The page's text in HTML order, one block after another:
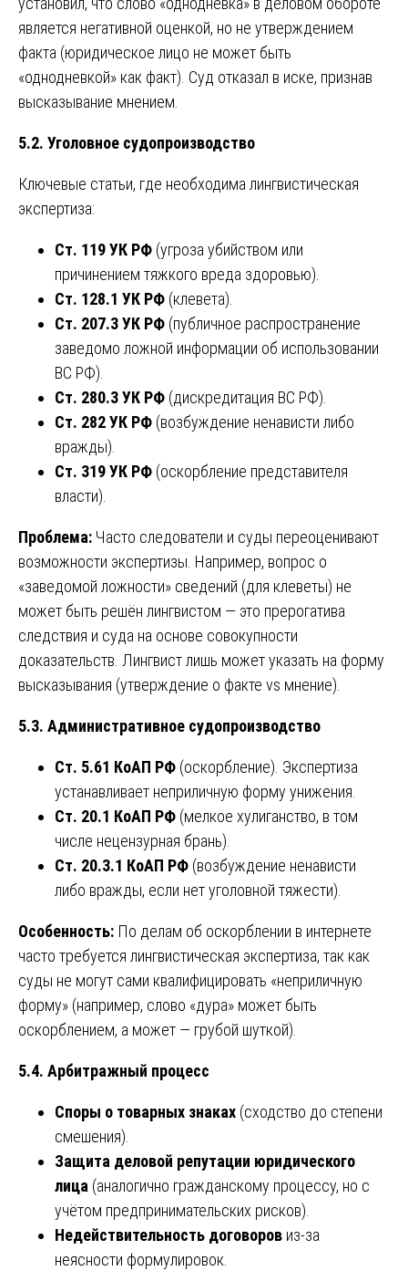
является негативной оценкой, но не утверждением
факта (юридическое лицо не может быть
«однодневкой» как факт). Суд отказал в иске, признав
высказывание мнением.
5.2. Уголовное судопроизводство
Ключевые статьи, где необходима лингвистическая
экспертиза:
Ст. 119 УК РФ (угроза убийством или
причинением тяжкого вреда здоровью).
Ст. 128.1 УК РФ (клевета).
Ст. 207.3 УК РФ (публичное распространение
заведомо ложной информации об использовании
ВС РФ).
Ст. 280.3 УК РФ (дискредитация ВС РФ).
Ст. 282 УК РФ (возбуждение ненависти либо
вражды).
Ст. 319 УК РФ (оскорбление представителя
власти).
Проблема: Часто следователи и суды переоценивают
возможности экспертизы. Например, вопрос о
«заведомой ложности» сведений (для клеветы) не
может быть решён лингвистом — это прерогатива
следствия и суда на основе совокупности
доказательств. Лингвист лишь может указать на форму
высказывания (утверждение о факте vs мнение).
5.3. Административное судопроизводство
Ст. 5.61 КоАП РФ (оскорбление). Экспертиза
устанавливает неприличную форму унижения.
Ст. 20.1 КоАП РФ (мелкое хулиганство, в том
числе нецензурная брань).
Ст. 20.3.1 КоАП РФ (возбуждение ненависти
либо вражды, если нет уголовной тяжести).
Особенность: По делам об оскорблении в интернете
часто требуется лингвистическая экспертиза, так как
суды не могут сами квалифицировать «неприличную
форму» (например, слово «дура» может быть
оскорблением, а может — грубой шуткой).
5.4. Арбитражный процесс
Споры о товарных знаках (сходство до степени
смешения).
Защита деловой репутации юридического
лица (аналогично гражданскому процессу, но с
учётом предпринимательских рисков).
Недействительность договоров из-за
неясности формулировок.